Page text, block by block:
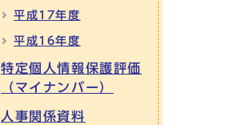
平成17年度
平成16年度
特定個人情報保護評価
（マイナンバー）
人事関係資料